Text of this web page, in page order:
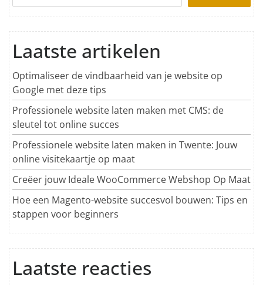
Laatste artikelen
Optimaliseer de vindbaarheid van je website op
Google met deze tips
Professionele website laten maken met CMS: de
sleutel tot online succes
Professionele website laten maken in Twente: Jouw
online visitekaartje op maat
Creëer jouw Ideale WooCommerce Webshop Op Maat
Hoe een Magento-website succesvol bouwen: Tips en
stappen voor beginners
Laatste reacties